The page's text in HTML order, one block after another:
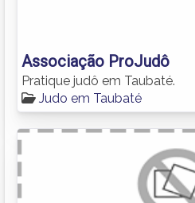
Associação ProJudô
Pratique judô em Taubaté.
Judo em Taubaté